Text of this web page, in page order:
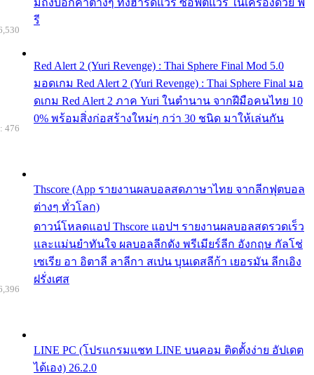
มถึงบอกค่าต่างๆ ทั้งฮารด์แวร์ ซอฟต์แวร์ ในเครื่องด้วย ฟ
รี
Red Alert 2 (Yuri Revenge) : Thai Sphere Final Mod 5.0
มอดเกม Red Alert 2 (Yuri Revenge) : Thai Sphere Final มอ
ดเกม Red Alert 2 ภาค Yuri ในตำนาน จากฝีมือคนไทย 10
0% พร้อมสิ่งก่อสร้างใหม่ๆ กว่า 30 ชนิด มาให้เล่นกัน
Thscore (App รายงานผลบอลสดภาษาไทย จากลีกฟุตบอล
ต่างๆ ทั่วโลก)
ดาวน์โหลดแอป Thscore แอปฯ รายงานผลบอลสดรวดเร็ว
และแม่นยำทันใจ ผลบอลลีกดัง พรีเมียร์ลีก อังกฤษ กัลโช่
เซเรีย อา อิตาลี ลาลีกา สเปน บุนเดสลีก้า เยอรมัน ลีกเอิง
ฝรั่งเศส
476
LINE PC (โปรแกรมแชท LINE บนคอม ติดตั้งง่าย อัปเดต
ได้เอง) 26.2.0